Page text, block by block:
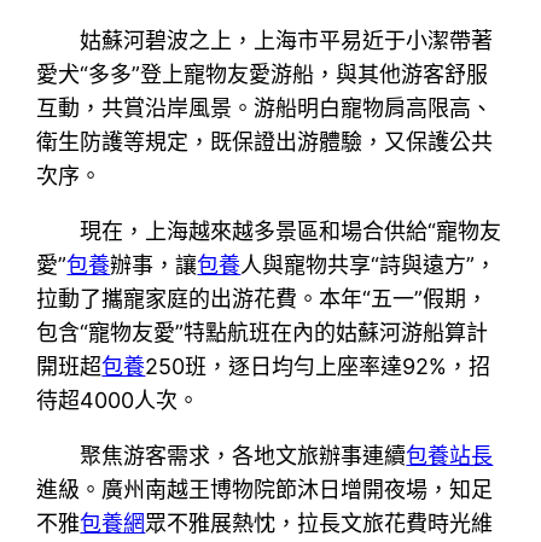
姑蘇河碧波之上，上海市平易近于小潔帶著
愛犬“多多”登上寵物友愛游船，與其他游客舒服
互動，共賞沿岸風景。游船明白寵物肩高限高、
衛生防護等規定，既保證出游體驗，又保護公共
次序。
現在，上海越來越多景區和場合供給“寵物友
愛”包養辦事，讓包養人與寵物共享“詩與遠方”，
拉動了攜寵家庭的出游花費。本年“五一”假期，
包含“寵物友愛”特點航班在內的姑蘇河游船算計
開班超包養250班，逐日均勻上座率達92%，招
待超4000人次。
聚焦游客需求，各地文旅辦事連續包養站長
進級。廣州南越王博物院節沐日增開夜場，知足
不雅包養網眾不雅展熱忱，拉長文旅花費時光維